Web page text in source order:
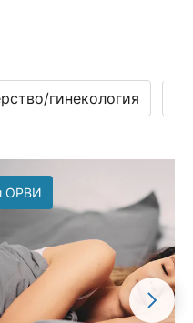
гинекология
ОРВИ